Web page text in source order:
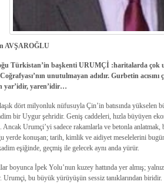
AVŞAROĞLU
Türkistan’in başkenti URUMÇİ :haritalarda çok
unutulmayan adıdır. Gurbetin
yar’idir, yaren’idir…
dört milyonluk nüfusuyla Çin’in batısında yükselen
bir Uygur şehridir. Geniş caddeleri, hızla büyüyen
Urumçi’yi sadece rakamlarla ve betonla
yerde konuşan; tarih, kimlik ve aidiyet meselelerini
eşiğinde, geçmiş ile gelecek aynı anda yürür.
boyunca İpek Yolu’nun kuzey hattında yer almış;
Urumçi, bu büyük yürüyüşün sessiz tanıklarından